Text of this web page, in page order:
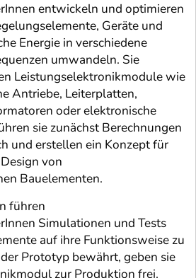
entwickeln und optimieren
Geräte und
Energie in verschiedene
umwandeln. Sie
Leistungselektronikmodule wie
Antriebe, Leiterplatten,
oder elektronische
sie zunächst Berechnungen
und erstellen ein Konzept für
von
Bauelementen.
führen
Simulationen und Tests
auf ihre Funktionsweise zu
Prototyp bewährt, geben sie
zur Produktion frei.